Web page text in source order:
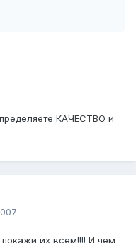
КАЧЕСТВО и
покажи их всем!!!! И чем